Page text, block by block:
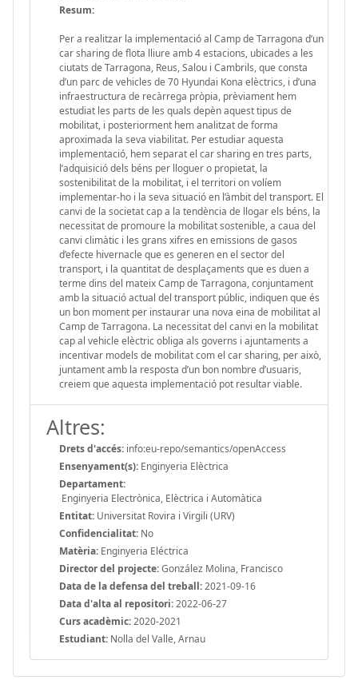
Resum:
Per a realitzar la implementació al Camp de Tarragona d’un
car sharing de flota lliure amb 4 estacions, ubicades a les
ciutats de Tarragona, Reus, Salou i Cambrils, que consta
d’un parc de vehicles de 70 Hyundai Kona elèctrics, i d’una
infraestructura de recàrrega pròpia, prèviament hem
estudiat les parts de les quals depèn aquest tipus de
mobilitat, i posteriorment hem analitzat de forma
aproximada la seva viabilitat. Per estudiar aquesta
implementació, hem separat el car sharing en tres parts,
l’adquisició dels béns per lloguer o propietat, la
sostenibilitat de la mobilitat, i el territori on volíem
implementar-ho i la seva situació en l’àmbit del transport. El
canvi de la societat cap a la tendència de llogar els béns, la
necessitat de promoure la mobilitat sostenible, a caua del
canvi climàtic i les grans xifres en emissions de gasos
d’efecte hivernacle que es generen en el sector del
transport, i la quantitat de desplaçaments que es duen a
terme dins del mateix Camp de Tarragona, conjuntament
amb la situació actual del transport públic, indiquen que és
un bon moment per instaurar una nova eina de mobilitat al
Camp de Tarragona. La necessitat del canvi en la mobilitat
cap al vehicle elèctric obliga als governs i ajuntaments a
incentivar models de mobilitat com el car sharing, per això,
juntament amb la resposta d’un bon nombre d’usuaris,
creiem que aquesta implementació pot resultar viable.
Altres:
Drets d'accés: info:eu-repo/semantics/openAccess
Ensenyament(s): Enginyeria Elèctrica
Departament:
Enginyeria Electrònica, Elèctrica i Automàtica
Entitat: Universitat Rovira i Virgili (URV)
Confidencialitat: No
Matèria: Enginyeria Eléctrica
Director del projecte:González Molina, Francisco
Data de la defensa del treball:2021-09-16
Data d'alta al repositori:2022-06-27
Curs acadèmic:2020-2021
Estudiant: Nolla del Valle, Arnau